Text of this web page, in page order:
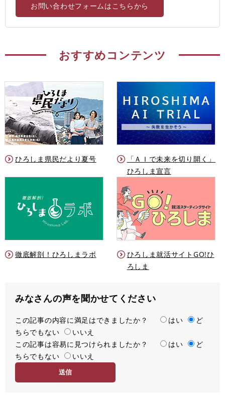
お問い合わせフォームはこちらから
おすすめコンテンツ
ひろしま県民だより夏号
「ＡＩで未来を切り開く」
ひろしま宣言
徹底解剖！ひろしまラボ
ひろしま就活サイトGO!ひ
ろしま
みなさんの声を聞かせてください
満
足
度
この記事の内容に満足はできましたか？ はい
ど
ちらでもない
いいえ
容
易
この記事は容易に見つけられましたか？ はい
ど
ちらでもない
いいえ